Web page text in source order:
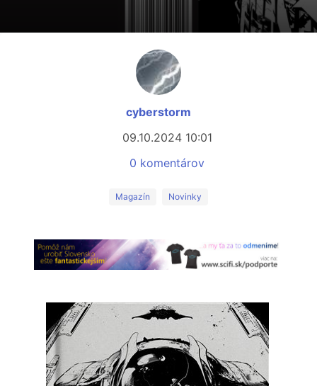
cyberstorm
09.10.2024 10:01
0 komentárov
Magazín Novinky